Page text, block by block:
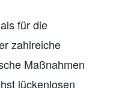
für die
zahlreiche
Maßnahmen
lückenlosen